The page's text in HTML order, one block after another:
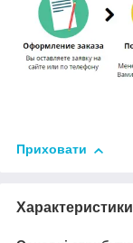
Приховати
Характеристики